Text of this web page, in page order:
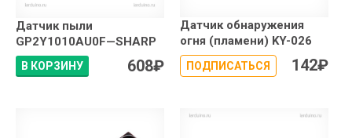
Датчик пыли
GP2Y1010AU0F—SHARP
В КОРЗИНУ 608₽
Датчик обнаружения
огня (пламени) KY-026
ПОДПИСАТЬСЯ 142₽